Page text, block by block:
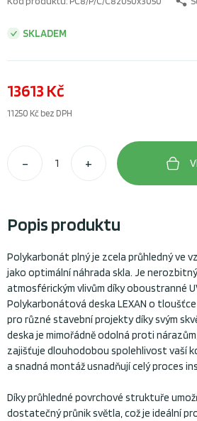
SKLADEM
13613 Kč
11250 Kč bez DPH
– +
Popis produktu
Polykarbonát plný je zcela průhledný ve
jako optimální náhrada skla. Je
atmosférickým vlivům díky oboustranné
Polykarbonátová deska LEXAN o
pro různé stavební projekty díky svým
deska je mimořádně odolná proti
zajišťuje dlouhodobou spolehlivost vaší
a snadná montáž usnadňují celý proces
Díky průhledné povrchové struktuře
dostatečný průnik světla, což je ideální